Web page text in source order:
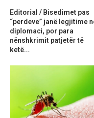
Editorial / Bisedimet pas
“perdeve” janë legjitime
diplomaci, por para
nënshkrimit patjetër të
ketë...